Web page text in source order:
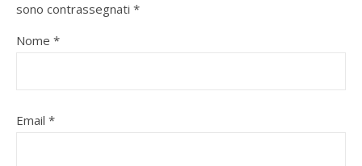
sono contrassegnati *
Nome *
Email *